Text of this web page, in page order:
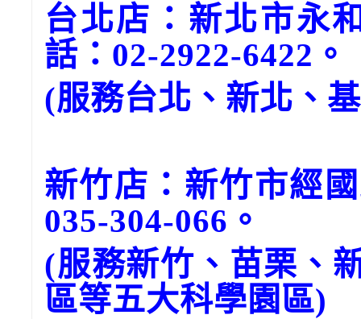
台北店：新北市永
話：02-2922-6422。
(服務台北、新北、
新竹店：新竹市經
035-304-066。
(服務新竹、苗栗、
區等五大科學園區)